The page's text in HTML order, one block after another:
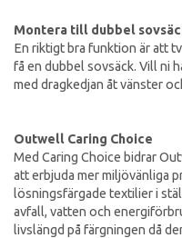
Montera till dubbel
En riktigt bra funktion är att
få en dubbel sovsäck. Vill ni
med dragkedjan åt vänster
Outwell Caring Choice
Med Caring Choice bidrar
att erbjuda mer miljövänliga
lösningsfärgade textilier i
avfall, vatten och
livslängd på färgningen då